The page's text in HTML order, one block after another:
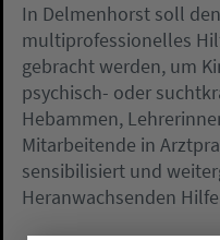
In Delmenhorst soll
multiprofessionelles
gebracht werden, um
psychisch- oder
Hebammen,
Mitarbeitende in
sensibilisiert und
Heranwachsenden